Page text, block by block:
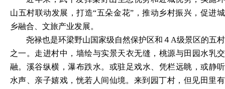
山五村联动发展，打造“五朵金花”，推动乡村振兴，促进城
乡融合、文旅产业发展。
尧禄也是环梁野山国家级自然保护区和４ A级景区的五村
之一。走进村中，墙绘与实景天衣无缝，桃源与田园水乳交
融。溪谷纵横，瀑布跌水。或驻足戏水、凭栏远眺，或静听
水声、亲子嬉戏，恍若人间仙境。 来到园丁村，但见田里有